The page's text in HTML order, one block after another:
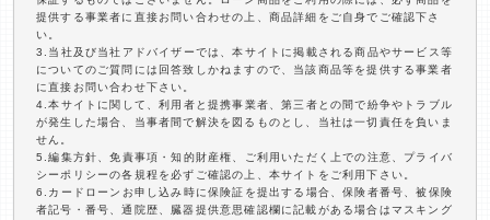
提供する事業者に直接お問い合わせの上、商品詳細をご自身でご確認下さ
い。
3.当社及び当社アドバイザーでは、本サイトに掲載される商品やサービス等
についてのご質問には回答致しかねますので、当該商品等を提供する事業者
に直接お問い合わせ下さい。
4.本サイトに関して、利用者と提携事業者、第三者との間で紛争やトラブル
が発生した場合、当事者間で解決を図るものとし、当社は一切責任を負いま
せん。
5.編集方針、免責事項・知的財産権、ご利用いただく上での注意、プライバ
シーポリシーの各規程を必ずご確認の上、本サイトをご利用下さい。
6.カードローンお申し込み時に保険証を提出する場合、保険者番号、被保険
者記号・番号、通院歴、臓器提供意思確認欄に記載がある場合はマスキング